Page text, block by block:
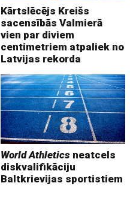
Kārtslēcējs Kreišs
sacensībās Valmierā
vien par diviem
centimetriem atpaliek no
Latvijas rekorda
World Athletics neatcels
diskvalifikāciju
Baltkrievijas sportistiem